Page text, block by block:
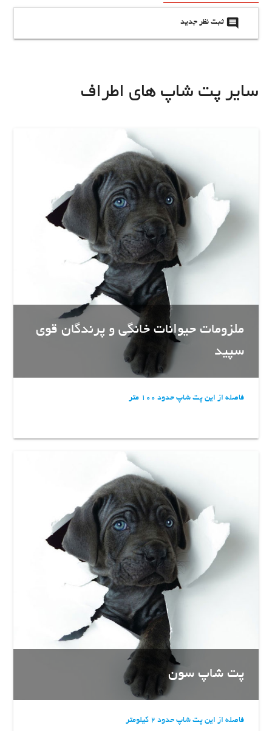
insert_comment ثبت نظر جدید
سایر پت شاپ های اطراف
ملزومات حیوانات خانگی و پرندگان قوی
سپید
فاصله از این پت شاپ حدود 100 متر
پت شاپ سون
فاصله از این پت شاپ حدود 2 کیلومتر